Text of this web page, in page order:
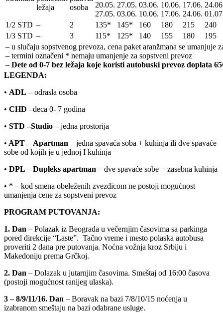
ležaja
osoba
20.05.
27.05.
27.05.
03.06.
03.06.
10.06.
10.06.
17.06.
17.06.
24.06.
1/2 STD – 2 135* 145* 160 180 215
240
1/3 STD – 3 115* 125* 140 155 180
195
– u slučaju sopstvenog prevoza, cena paket aranžmana se umanjuje
– termini označeni * nemaju umanjenje za sopstveni prevoz
– Dete od 0-7 bez ležaja koje koristi autobuski prevoz doplata
LEGENDA:
• ADL – odrasla osoba
• CHD –deca 0- 7 godina
• STD –Studio – jedna prostorija
• APT – Apartman – jedna spavaća soba + kuhinja ili dve spavaće
sobe od kojih je u jednoj I kuhinja
• DPL – Dupleks apartman – dve spavaće sobe + zasebna kuhinja
• * – kod smena obeleženih zvezdicom ne postoji mogućnost
umanjenja cene za sopstveni prevoz
PROGRAM PUTOVANJA:
1. Dan – Polazak iz Beograda u večernjim časovima sa parkinga
pored direkcije “Laste”. Tačno vreme i mesto polaska autobusa
proveriti 2 dana pre putovanja. Noćna vožnja kroz Srbiju i
Makedoniju prema Grčkoj.
2. Dan – Dolazak u jutarnjim časovima. Smeštaj od 16:00 časova
(postoji mogućnost ranijeg ulaska).
3 – 8/9/11/16. Dan – Boravak na bazi 7/8/10/15 noćenja u
izabranom smeštaju na bazi odabrane usluge.